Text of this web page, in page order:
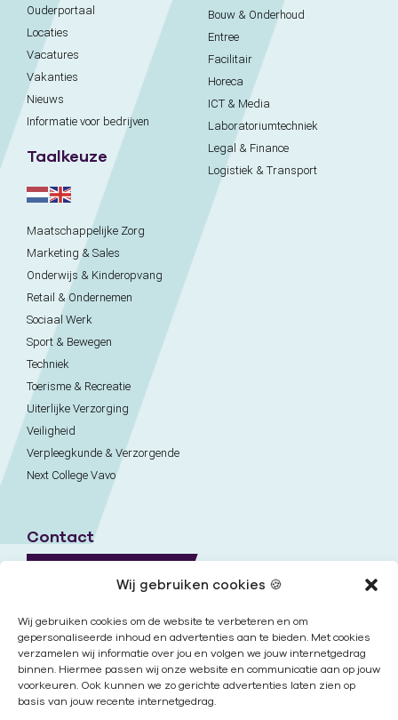
Wij gebruiken cookies 🍪
Wij gebruiken cookies om de website te verbeteren en om
gepersonaliseerde inhoud en advertenties aan te bieden. Met cookies
verzamelen wij informatie over jou en volgen we jouw internetgedrag
binnen. Hiermee passen wij onze website en communicatie aan op jouw
voorkeuren. Ook kunnen we zo gerichte advertenties laten zien op
basis van jouw recente internetgedrag.
Ouderportaal
Locaties
Vacatures
Vakanties
Nieuws
Informatie voor bedrijven
Taalkeuze
Bouw & Onderhoud
Entree
Facilitair
Horeca
ICT & Media
Laboratoriumtechniek
Legal & Finance
Logistiek & Transport
Maatschappelijke Zorg
Marketing & Sales
Onderwijs & Kinderopvang
Retail & Ondernemen
Sociaal Werk
Sport & Bewegen
Techniek
Toerisme & Recreatie
Uiterlijke Verzorging
Veiligheid
Verpleegkunde & Verzorgende
Next College Vavo
Contact
Nieuwsbrief